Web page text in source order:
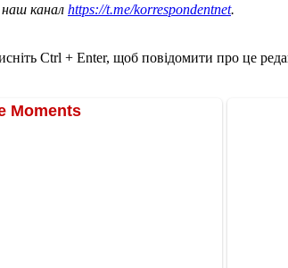
канал https://t.me/korrespondentnet.
Ctrl + Enter, щоб повідомити про це